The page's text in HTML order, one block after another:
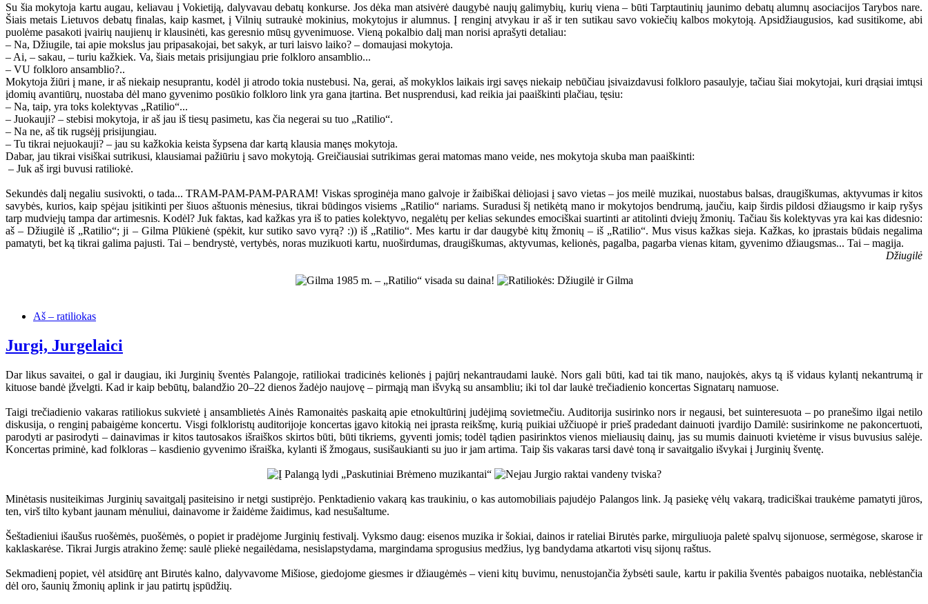
Su šia mokytoja kartu augau, keliavau į Vokietiją, dalyvavau debatų konkurse. Jos dėka man atsivėrė daugybė naujų galimybių, kurių viena – būti Tarptautinių jaunimo debatų alumnų asociacijos Tarybos nare.
Šiais metais Lietuvos debatų finalas, kaip kasmet, į Vilnių sutraukė mokinius, mokytojus ir alumnus. Į renginį atvykau ir aš ir ten sutikau savo vokiečių kalbos mokytoją. Apsidžiaugusios, kad susitikome, abi
puolėme pasakoti įvairių naujienų ir klausinėti, kas geresnio mūsų gyvenimuose. Vieną pokalbio dalį man norisi aprašyti detaliau:
– Na, Džiugile, tai apie mokslus jau pripasakojai, bet sakyk, ar turi laisvo laiko? – domaujasi mokytoja.
– Ai, – sakau, – turiu kažkiek. Va, šiais metais prisijungiau prie folkloro ansamblio...
– VU folkloro ansamblio?..
Mokytoja žiūri į mane, ir aš niekaip nesuprantu, kodėl ji atrodo tokia nustebusi. Na, gerai, aš mokyklos laikais irgi savęs niekaip nebūčiau įsivaizdavusi folkloro pasaulyje, tačiau šiai mokytojai, kuri drąsiai imtųsi
įdomių avantiūrų, nuostaba dėl mano gyvenimo posūkio folkloro link yra gana įtartina. Bet nusprendusi, kad reikia jai paaiškinti plačiau, tęsiu:
– Na, taip, yra toks kolektyvas „Ratilio“...
– Juokauji? – stebisi mokytoja, ir aš jau iš tiesų pasimetu, kas čia negerai su tuo „Ratilio“.
– Na ne, aš tik rugsėjį prisijungiau.
– Tu tikrai nejuokauji? – jau su kažkokia keista šypsena dar kartą klausia manęs mokytoja.
Dabar, jau tikrai visiškai sutrikusi, klausiamai pažiūriu į savo mokytoją. Greičiausiai sutrikimas gerai matomas mano veide, nes mokytoja skuba man paaiškinti:
– Juk aš irgi buvusi ratiliokė.
Sekundės dalį negaliu susivokti, o tada... TRAM-PAM-PAM-PARAM! Viskas sproginėja mano galvoje ir žaibiškai dėliojasi į savo vietas – jos meilė muzikai, nuostabus balsas, draugiškumas, aktyvumas ir kitos
savybės, kurios, kaip spėjau įsitikinti per šiuos aštuonis mėnesius, tikrai būdingos visiems „Ratilio“ nariams. Suradusi šį netikėtą mano ir mokytojos bendrumą, jaučiu, kaip širdis pildosi džiaugsmo ir kaip ryšys
tarp mudviejų tampa dar artimesnis. Kodėl? Juk faktas, kad kažkas yra iš to paties kolektyvo, negalėtų per kelias sekundes emociškai suartinti ar atitolinti dviejų žmonių. Tačiau šis kolektyvas yra kai kas didesnio:
aš – Džiugilė iš „Ratilio“; ji – Gilma Plūkienė (spėkit, kur sutiko savo vyrą? :)) iš „Ratilio“. Mes kartu ir dar daugybė kitų žmonių – iš „Ratilio“. Mus visus kažkas sieja. Kažkas, ko įprastais būdais negalima
pamatyti, bet ką tikrai galima pajusti. Tai – bendrystė, vertybės, noras muzikuoti kartu, nuoširdumas, draugiškumas, aktyvumas, kelionės, pagalba, pagarba vienas kitam, gyvenimo džiaugsmas... Tai – magija.
Džiugilė
Aš – ratiliokas
Jurgi, Jurgelaici
Dar likus savaitei, o gal ir daugiau, iki Jurginių šventės Palangoje, ratiliokai tradicinės kelionės į pajūrį nekantraudami laukė. Nors gali būti, kad tai tik mano, naujokės, akys tą iš vidaus kylantį nekantrumą ir
kituose bandė įžvelgti. Kad ir kaip bebūtų, balandžio 20–22 dienos žadėjo naujovę – pirmąją man išvyką su ansambliu; iki tol dar laukė trečiadienio koncertas Signatarų namuose.
Taigi trečiadienio vakaras ratiliokus sukvietė į ansamblietės Ainės Ramonaitės paskaitą apie etnokultūrinį judėjimą sovietmečiu. Auditorija susirinko nors ir negausi, bet suinteresuota – po pranešimo ilgai netilo
diskusija, o renginį pabaigėme koncertu. Visgi folkloristų auditorijoje koncertas įgavo kitokią nei įprasta reikšmę, kurią puikiai užčiuopė ir prieš pradedant dainuoti įvardijo Damilė: susirinkome ne pakoncertuoti,
parodyti ar pasirodyti – dainavimas ir kitos tautosakos išraiškos skirtos būti, būti tikriems, gyventi jomis; todėl tądien pasirinktos vienos mieliausių dainų, jas su mumis dainuoti kvietėme ir visus buvusius salėje.
Koncertas priminė, kad folkloras – kasdienio gyvenimo išraiška, kylanti iš žmogaus, susišaukianti su juo ir jam artima. Taip šis vakaras tarsi davė toną ir savaitgalio išvykai į Jurginių šventę.
Minėtasis nusiteikimas Jurginių savaitgalį pasiteisino ir netgi sustiprėjo. Penktadienio vakarą kas traukiniu, o kas automobiliais pajudėjo Palangos link. Ją pasiekę vėlų vakarą, tradiciškai traukėme pamatyti jūros,
ten, virš tilto kybant jaunam mėnuliui, dainavome ir žaidėme žaidimus, kad nesušaltume.
Šeštadieniui išaušus ruošėmės, puošėmės, o popiet ir pradėjome Jurginių festivalį. Vyksmo daug: eisenos muzika ir šokiai, dainos ir rateliai Birutės parke, mirguliuoja paletė spalvų sijonuose, sermėgose, skarose ir
kaklaskarėse. Tikrai Jurgis atrakino žemę: saulė pliekė negailėdama, nesislapstydama, margindama sprogusius medžius, lyg bandydama atkartoti visų sijonų raštus.
Sekmadienį popiet, vėl atsidūrę ant Birutės kalno, dalyvavome Mišiose, giedojome giesmes ir džiaugėmės – vieni kitų buvimu, nenustojančia žybsėti saule, kartu ir pakilia šventės pabaigos nuotaika, neblėstančia
dėl oro, šaunių žmonių aplink ir jau patirtų įspūdžių.